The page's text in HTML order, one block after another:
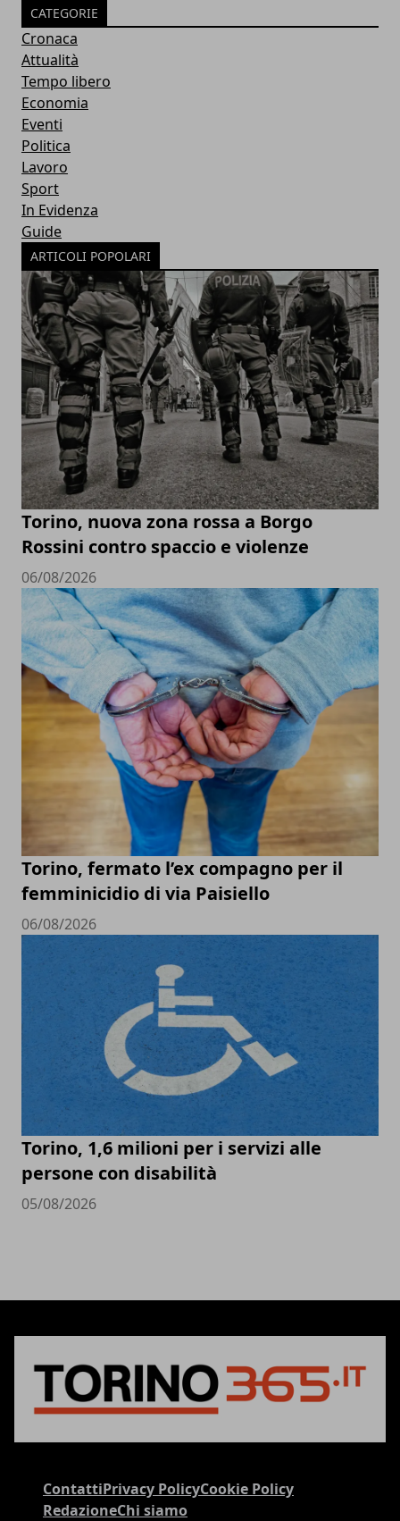
CATEGORIE
Cronaca
Attualità
Tempo libero
Economia
Eventi
Politica
Lavoro
Sport
In Evidenza
Guide
ARTICOLI POPOLARI
Torino, nuova zona rossa a Borgo
Rossini contro spaccio e violenze
06/08/2026
Torino, fermato l’ex compagno per il
femminicidio di via Paisiello
06/08/2026
Torino, 1,6 milioni per i servizi alle
persone con disabilità
05/08/2026
ContattiPrivacy PolicyCookie Policy
RedazioneChi siamo